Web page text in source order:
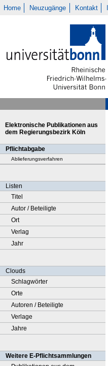
Home Neuzugänge Kontakt
Elektronische Publikationen aus
dem Regierungsbezirk Köln
Pflichtabgabe
Ablieferungsverfahren
Listen
Titel
Autor / Beteiligte
Ort
Verlag
Jahr
Clouds
Schlagwörter
Orte
Autoren / Beteiligte
Verlage
Jahre
Weitere E-Pflichtsammlungen